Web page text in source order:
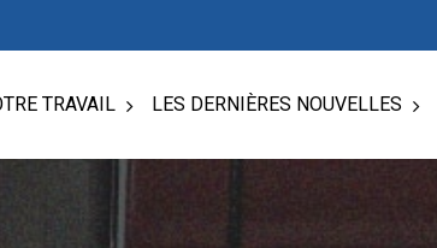
TRAVAIL LES DERNIÈRES NOUVELLES